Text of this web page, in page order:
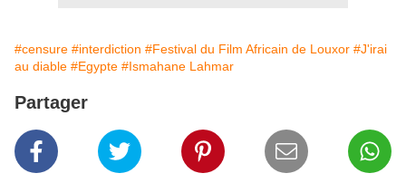
#censure #interdiction #Festival du Film Africain de Louxor #J'irai
au diable #Egypte #Ismahane Lahmar
Partager